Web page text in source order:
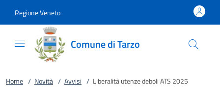
Regione Veneto
Comune di Tarzo
Home / Novità / Avvisi / Liberalità utenze deboli ATS 2025